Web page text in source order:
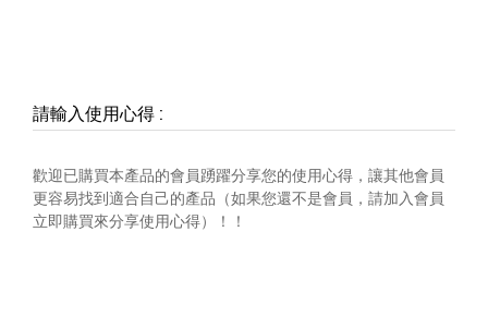
請輸入使用心得 :
歡迎已購買本產品的會員踴躍分享您的使用心得，讓其他會員
更容易找到適合自己的產品（如果您還不是會員，請加入會員
立即購買來分享使用心得）！！